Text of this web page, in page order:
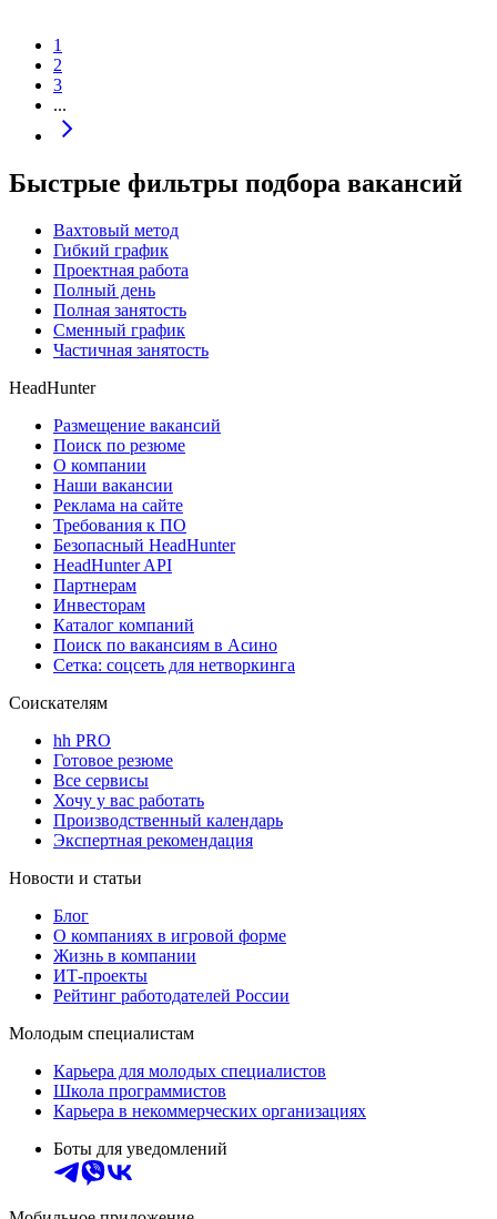
1
2
3
...
Быстрые фильтры подбора вакансий
Вахтовый метод
Гибкий график
Проектная работа
Полный день
Полная занятость
Сменный график
Частичная занятость
HeadHunter
Размещение вакансий
Поиск по резюме
О компании
Наши вакансии
Реклама на сайте
Требования к ПО
Безопасный HeadHunter
HeadHunter API
Партнерам
Инвесторам
Каталог компаний
Поиск по вакансиям в Асино
Сетка: соцсеть для нетворкинга
Соискателям
hh PRO
Готовое резюме
Все сервисы
Хочу у вас работать
Производственный календарь
Экспертная рекомендация
Новости и статьи
Блог
О компаниях в игровой форме
Жизнь в компании
ИТ-проекты
Рейтинг работодателей России
Молодым специалистам
Карьера для молодых специалистов
Школа программистов
Карьера в некоммерческих организациях
Боты для уведомлений